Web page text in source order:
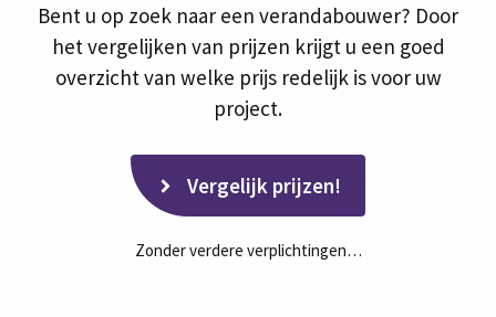
Bent u op zoek naar een verandabouwer? Door
het vergelijken van prijzen krijgt u een goed
overzicht van welke prijs redelijk is voor uw
project.
Vergelijk prijzen!
Zonder verdere verplichtingen…